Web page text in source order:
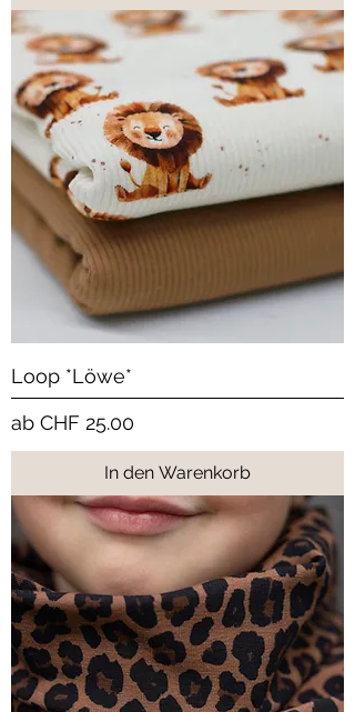
Loop *Löwe*
ab CHF 25.00
Sale-Preis
In den Warenkorb